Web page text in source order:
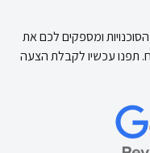
ומספקים לכם את
תפנו עכשיו לקבלת הצעה